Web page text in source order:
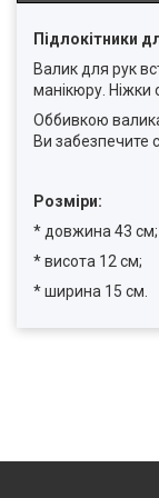
Підлокітники
Валик для рук
манікюру. Ніжки
Оббивкою
Ви забезпечите
Розміри:
* довжина 43 см;
* висота 12 см;
* ширина 15 см.